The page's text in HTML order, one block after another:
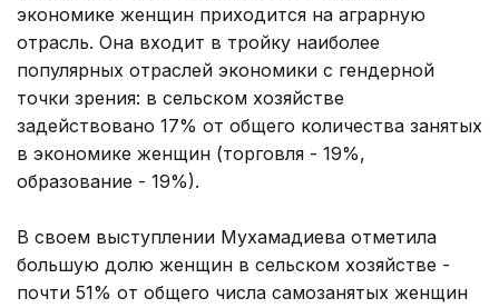
экономике женщин приходится на аграрную
отрасль. Она входит в тройку наиболее
популярных отраслей экономики с гендерной
точки зрения: в сельском хозяйстве
задействовано 17% от общего количества занятых
в экономике женщин (торговля - 19%,
образование - 19%).
В своем выступлении Мухамадиева отметила
большую долю женщин в сельском хозяйстве -
почти 51% от общего числа самозанятых женщин